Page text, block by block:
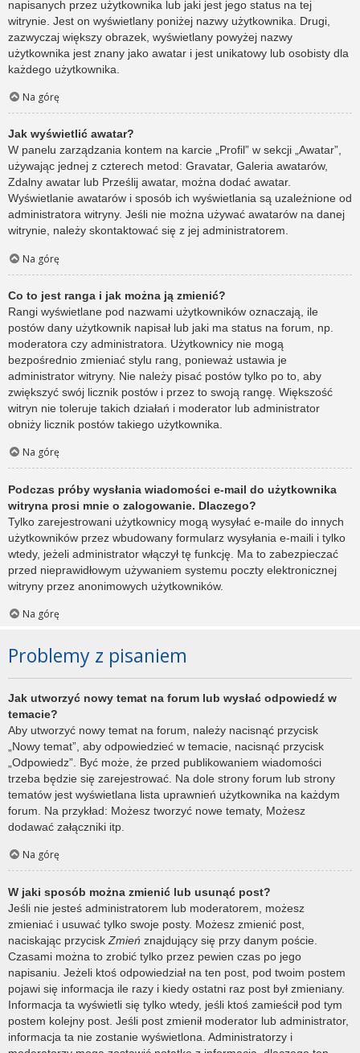
napisanych przez użytkownika lub jaki jest jego status na tej
witrynie. Jest on wyświetlany poniżej nazwy użytkownika. Drugi,
zazwyczaj większy obrazek, wyświetlany powyżej nazwy
użytkownika jest znany jako awatar i jest unikatowy lub osobisty dla
każdego użytkownika.
Na górę
Jak wyświetlić awatar?
W panelu zarządzania kontem na karcie „Profil” w sekcji „Awatar”,
używając jednej z czterech metod: Gravatar, Galeria awatarów,
Zdalny awatar lub Prześlij awatar, można dodać awatar.
Wyświetlanie awatarów i sposób ich wyświetlania są uzależnione od
administratora witryny. Jeśli nie można używać awatarów na danej
witrynie, należy skontaktować się z jej administratorem.
Na górę
Co to jest ranga i jak można ją zmienić?
Rangi wyświetlane pod nazwami użytkowników oznaczają, ile
postów dany użytkownik napisał lub jaki ma status na forum, np.
moderatora czy administratora. Użytkownicy nie mogą
bezpośrednio zmieniać stylu rang, ponieważ ustawia je
administrator witryny. Nie należy pisać postów tylko po to, aby
zwiększyć swój licznik postów i przez to swoją rangę. Większość
witryn nie toleruje takich działań i moderator lub administrator
obniży licznik postów takiego użytkownika.
Na górę
Podczas próby wysłania wiadomości e-mail do użytkownika
witryna prosi mnie o zalogowanie. Dlaczego?
Tylko zarejestrowani użytkownicy mogą wysyłać e-maile do innych
użytkowników przez wbudowany formularz wysyłania e-maili i tylko
wtedy, jeżeli administrator włączył tę funkcję. Ma to zabezpieczać
przed nieprawidłowym używaniem systemu poczty elektronicznej
witryny przez anonimowych użytkowników.
Na górę
Problemy z pisaniem
Jak utworzyć nowy temat na forum lub wysłać odpowiedź w
temacie?
Aby utworzyć nowy temat na forum, należy nacisnąć przycisk
„Nowy temat”, aby odpowiedzieć w temacie, nacisnąć przycisk
„Odpowiedz”. Być może, że przed publikowaniem wiadomości
trzeba będzie się zarejestrować. Na dole strony forum lub strony
tematów jest wyświetlana lista uprawnień użytkownika na każdym
forum. Na przykład: Możesz tworzyć nowe tematy, Możesz
dodawać załączniki itp.
Na górę
W jaki sposób można zmienić lub usunąć post?
Jeśli nie jesteś administratorem lub moderatorem, możesz
zmieniać i usuwać tylko swoje posty. Możesz zmienić post,
naciskając przycisk Zmień znajdujący się przy danym poście.
Czasami można to zrobić tylko przez pewien czas po jego
napisaniu. Jeżeli ktoś odpowiedział na ten post, pod twoim postem
pojawi się informacja ile razy i kiedy ostatni raz post był zmieniany.
Informacja ta wyświetli się tylko wtedy, jeśli ktoś zamieścił pod tym
postem kolejny post. Jeśli post zmienił moderator lub administrator,
informacja ta nie zostanie wyświetlona. Administratorzy i